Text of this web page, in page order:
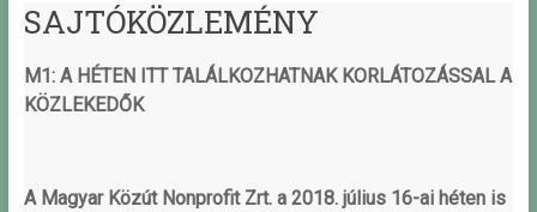
SAJTÓKÖZLEMÉNY
M1: A HÉTEN ITT TALÁLKOZHATNAK KORLÁTOZÁSSAL A
KÖZLEKEDŐK
A Magyar Közút Nonprofit Zrt. a 2018. július 16-ai héten is